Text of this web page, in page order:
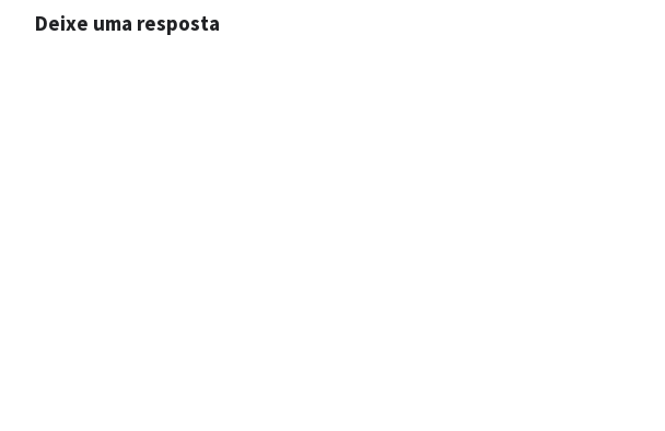
Deixe uma resposta